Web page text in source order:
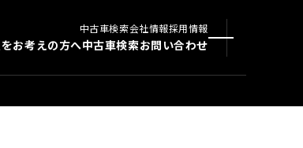
中古車検索会社情報採用情報
お考えの方へ中古車検索お問い合わせ